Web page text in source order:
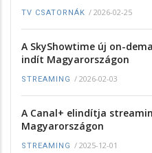
TV CSATORNÁK / 2026-02-25
A SkyShowtime új on-
indít Magyarországon
STREAMING / 2026-02-03
A Canal+ elindítja
Magyarországon
STREAMING / 2025-12-01